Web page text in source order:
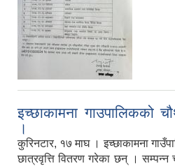
इच्छाकामना गाउपालिकको
।
कुरिनटार, १७ माघ । इच्छाकामना
छात्रवृत्ति वितरण गरेका छन् । सम्पन्न